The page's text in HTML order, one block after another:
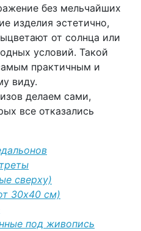
без мельчайших
изделия эстетично,
от солнца или
условий. Такой
практичным и
виду.
делаем сами,
все отказались
сверху)
30х40 см)
под живопись